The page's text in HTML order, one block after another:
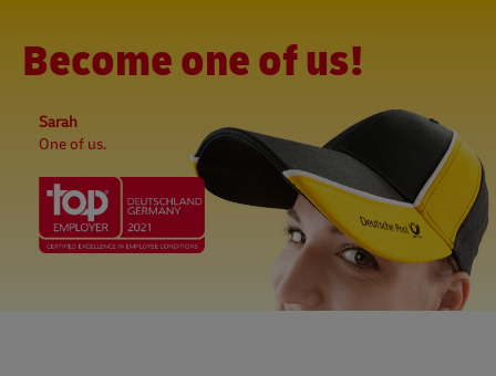
Become one of us!
Sarah
One of us.